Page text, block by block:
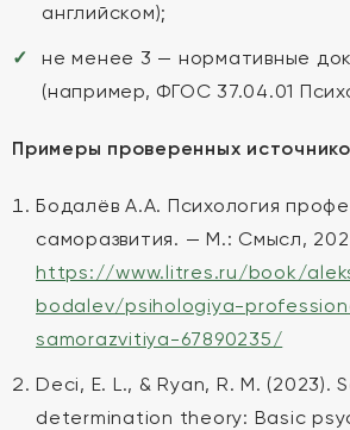
английском);
не менее 3 — нормативные
(например, ФГОС 37.04.01
Примеры проверенных
Бодалёв А.А. Психология
саморазвития. — М.: Смысл,
https://www.litres.ru/book/
bodalev/psihologiya-
samorazvitiya-67890235/
Deci, E. L., & Ryan, R. M. (2023).
determination theory: Basic